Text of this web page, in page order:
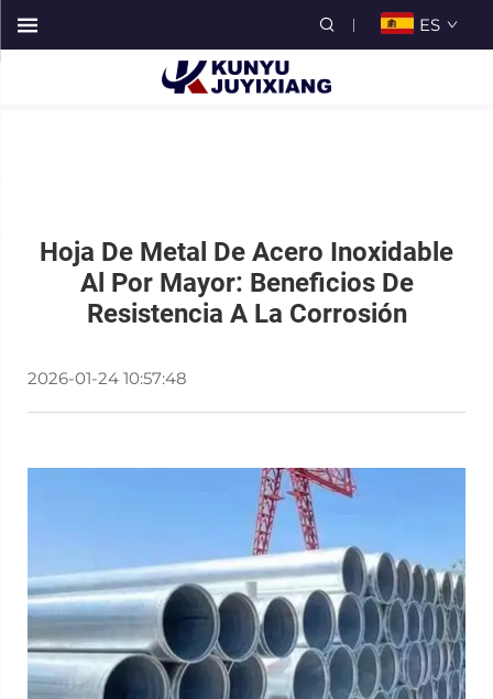
ES
Hoja De Metal De Acero Inoxidable
Al Por Mayor: Beneficios De
Resistencia A La Corrosión
2026-01-24 10:57:48